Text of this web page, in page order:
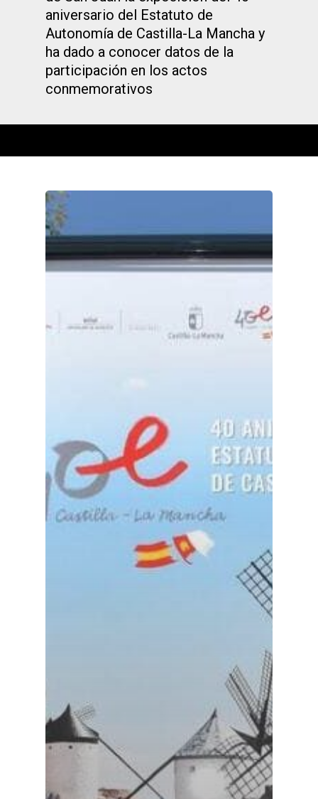
aniversario del Estatuto de
Autonomía de Castilla-La Mancha y
ha dado a conocer datos de la
participación en los actos
conmemorativos